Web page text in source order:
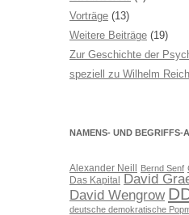
Vorträge (13)
Weitere Beiträge (19)
Zur Geschichte der
speziell zu Wilhelm Reich
NAMENS- UND BEGRIFFS-
Alexander Neill Bernd Senf
Das Kapital David
David Wengrow
deutsche demokratische